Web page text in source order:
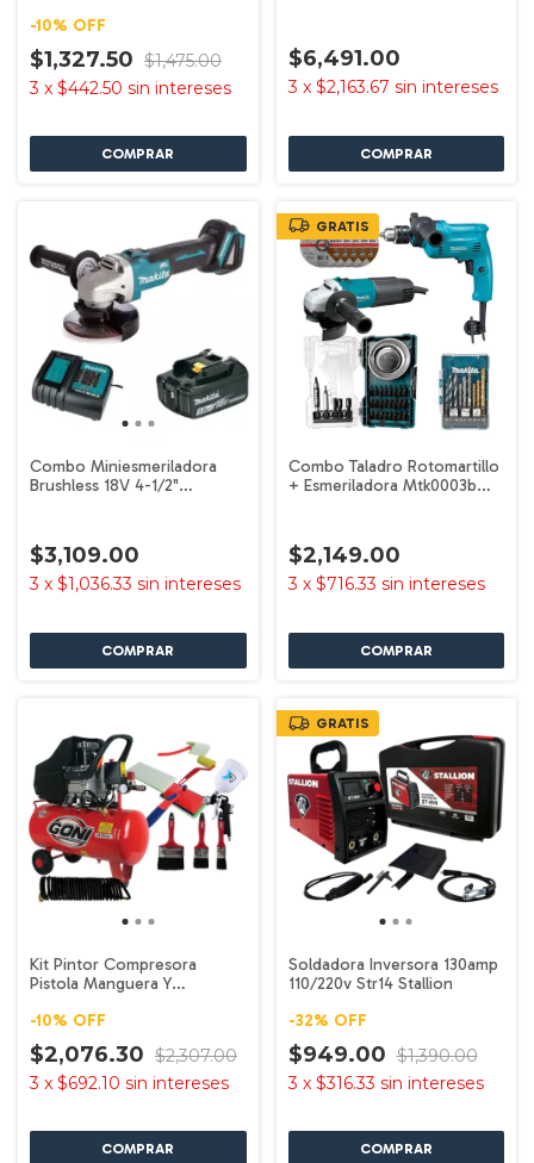
Profesional + Disco
-10% OFF
$1,327.50 $1,475.00
3 x $442.50 sin intereses
$6,491.00
3 x $2,163.67 sin intereses
Combo Miniesmeriladora
Brushless 18V 4-1/2"
$3,109.00
3 x $1,036.33 sin intereses
GRATIS
Combo Taladro Rotomartillo
+ Esmeriladora Mtk0003b
$2,149.00
3 x $716.33 sin intereses
Kit Pintor Compresora
Pistola Manguera Y
-10% OFF
$2,076.30 $2,307.00
3 x $692.10 sin intereses
GRATIS
Soldadora Inversora 130amp
110/220v Str14 Stallion
-32% OFF
$949.00 $1,390.00
3 x $316.33 sin intereses